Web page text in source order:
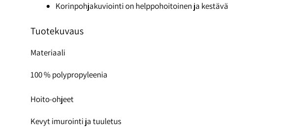
Korinpohjakuviointi on helppohoitoinen ja kestävä
Tuotekuvaus
Materiaali
100 % polypropyleenia
Hoito-ohjeet
Kevyt imurointi ja tuuletus